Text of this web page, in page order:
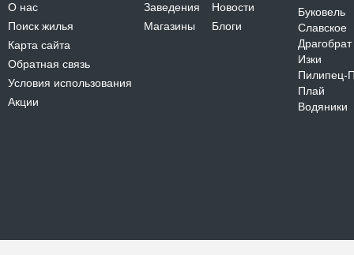
О нас
Поиск жилья
Карта сайта
Обратная связь
Условия использования
Акции
Заведения
Магазины
Новости
Блоги
Буковель
Славское
Драгобрат
Изки
Пилипец-
Плай
Водяники